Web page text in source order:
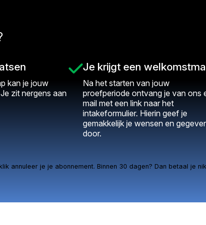
kan je jouw
zit nergens aan
Je krijgt een
Na het starten van jouw
proefperiode ontvang je van ons
mail met een link naar het
intakeformulier. Hierin geef je
gemakkelijk je wensen en
door.
annuleer je je abonnement. Binnen 30 dagen? Dan betaal je